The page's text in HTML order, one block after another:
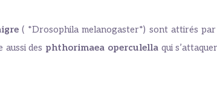
( *Drosophila melanogaster*) sont attirés
des phthorimaea operculella qui